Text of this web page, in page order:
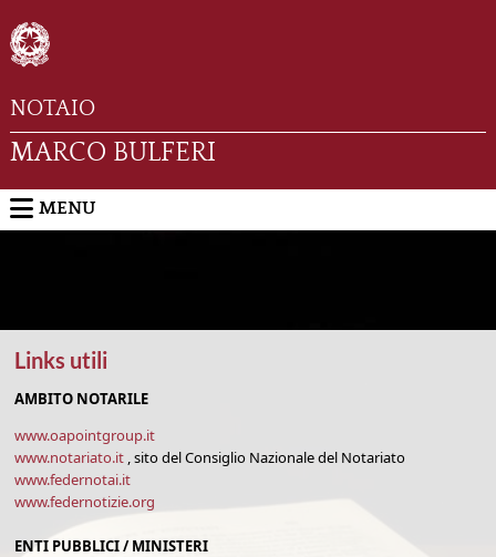
NOTAIO
MARCO BULFERI
MENU
Links utili
AMBITO NOTARILE
www.oapointgroup.it
www.notariato.it , sito del Consiglio Nazionale del Notariato
www.federnotai.it
www.federnotizie.org
ENTI PUBBLICI / MINISTERI